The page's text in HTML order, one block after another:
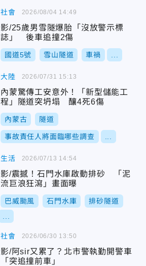
社會
影/25歲男雪隧爆胎「沒放警示標
誌」 後車追撞2傷
國道5號 雪山隧道 車禍
2026/08/04 14:49
大陸
內蒙驚傳工安意外！「新型儲能工
程」隧道突坍塌 釀4死6傷
內蒙古 隧道
事故責任人將面臨哪些調查
2026/07/31 15:13
生活
影/震撼！石門水庫啟動排砂 「泥
流巨浪狂瀉」畫面曝
巴威颱風 石門水庫 排砂隧道
2026/07/13 14:54
社會
影/阿sir又累了？北市警執勤開警車
「突追撞前車」
2026/06/30 13:50